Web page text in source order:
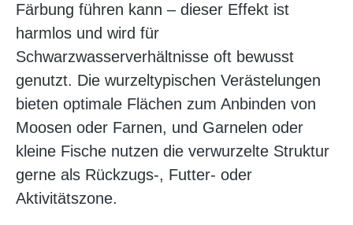
Färbung führen kann – dieser Effekt ist
harmlos und wird für
Schwarzwasserverhältnisse oft bewusst
genutzt. Die wurzeltypischen Verästelungen
bieten optimale Flächen zum Anbinden von
Moosen oder Farnen, und Garnelen oder
kleine Fische nutzen die verwurzelte Struktur
gerne als Rückzugs-, Futter- oder
Aktivitätszone.